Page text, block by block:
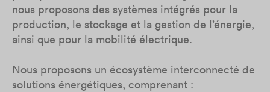
nous proposons des systèmes intégrés pour la
production, le stockage et la gestion de l’énergie,
ainsi que pour la mobilité électrique.
Nous proposons un écosystème interconnecté de
solutions énergétiques, comprenant :